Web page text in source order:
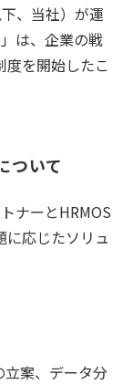
、当社）が運
は、企業の戦
度を開始したこ
ついて
ナーとHRMOS
に応じたソリュ
案、データ分